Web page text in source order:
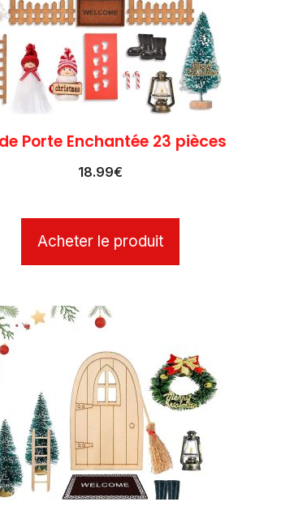
Porte Enchantée 23 pièces
18.99€
Acheter le produit